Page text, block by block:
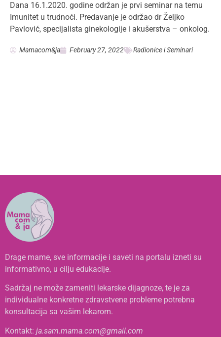
Dana 16.1.2020. godine održan je prvi seminar na temu
Imunitet u trudnoći. Predavanje je održao dr Željko
Pavlović, specijalista ginekologije i akušerstva – onkolog.
Mamacom&ja February 27, 2022 Radionice i Seminari
Drage mame, sve informacije i saveti na portalu izneti su
informativno, u cilju edukacije.
Sadržaj ne može zameniti lekarske dijagnoze, te je za
individualne konkretne zdravstvene probleme potrebna
konsultacija sa vašim lekarom.
Kontakt: ja.sam.mama.com@gmail.com